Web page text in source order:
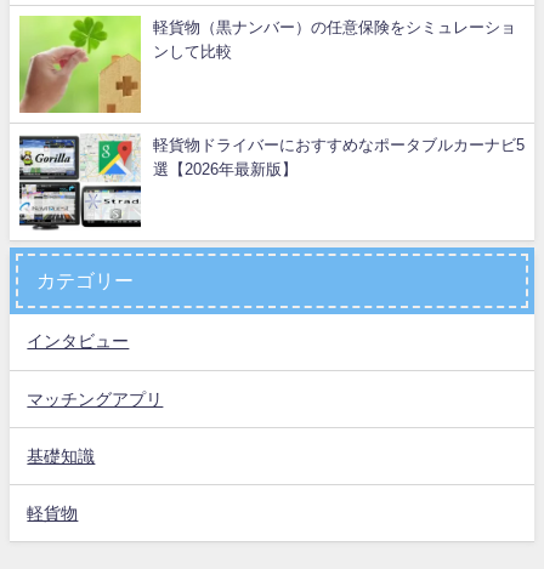
軽貨物（黒ナンバー）の任意保険をシミュレーショ
ンして比較
軽貨物ドライバーにおすすめなポータブルカーナビ5
選【2026年最新版】
カテゴリー
インタビュー
マッチングアプリ
基礎知識
軽貨物